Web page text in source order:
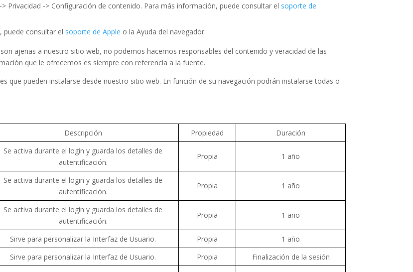
Privacidad -> Configuración de contenido. Para más información, puede consultar el soporte de
puede consultar el soporte de Apple o la Ayuda del navegador.
ajenas a nuestro sitio web, no podemos hacernos responsables del contenido y veracidad de las
que le ofrecemos es siempre con referencia a la fuente.
que pueden instalarse desde nuestro sitio web. En función de su navegación podrán instalarse todas o
Descripción Propiedad Duración
Se activa durante el login y guarda los detalles de
autentificación.
Propia 1 año
Se activa durante el login y guarda los detalles de
autentificación.
Propia 1 año
Se activa durante el login y guarda los detalles de
autentificación.
Propia 1 año
Sirve para personalizar la Interfaz de Usuario. Propia
1 año
Sirve para personalizar la Interfaz de Usuario. Propia
Finalización de la sesión